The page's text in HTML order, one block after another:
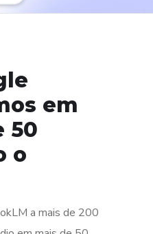
em
50
o
a mais de 200